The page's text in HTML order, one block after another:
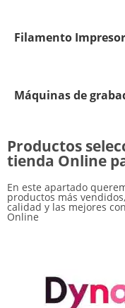
Filamento
Máquinas de
Productos
tienda Online
En este apartado
productos más
calidad y las mejores
Online